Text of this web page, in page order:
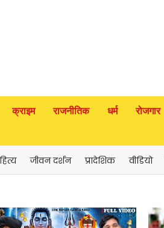
क्राइम राजनीतिक धर्म रोजगार
जीवन दर्शन प्रादेशिक वीडियो